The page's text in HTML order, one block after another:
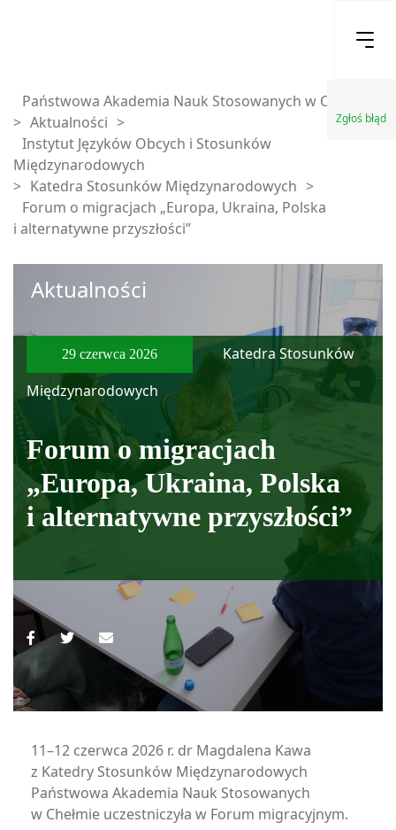
Zgłoś błąd
Państwowa Akademia Nauk Stosowanych w Chełmie
> Aktualności >
Instytut Języków Obcych i Stosunków
Międzynarodowych
> Katedra Stosunków Międzynarodowych >
Forum o migracjach „Europa, Ukraina, Polska
i alternatywne przyszłości”
Aktualności
29 czerwca 2026
Katedra Stosunków
Międzynarodowych
Forum o migracjach
„Europa, Ukraina, Polska
i alternatywne przyszłości”
11–12 czerwca 2026 r. dr Magdalena Kawa
z Katedry Stosunków Międzynarodowych
Państwowa Akademia Nauk Stosowanych
w Chełmie uczestniczyła w Forum migracyjnym.